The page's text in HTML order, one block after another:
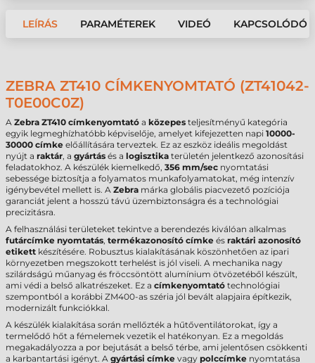
LEÍRÁS PARAMÉTEREK VIDEÓ KAPCSOLÓDÓ
ZEBRA ZT410 CÍMKENYOMTATÓ (ZT41042-
T0E00C0Z)
A Zebra ZT410 címkenyomtató a közepes teljesítményű kategória
egyik legmeghízhatóbb képviselője, amelyet kifejezetten napi 10000-
30000 címke előállítására terveztek. Ez az eszköz ideális megoldást
nyújt a raktár, a gyártás és a logisztika területén jelentkező azonosítási
feladatokhoz. A készülék kiemelkedő, 356 mm/sec nyomtatási
sebessége biztosítja a folyamatos munkafolyamatokat, még intenzív
igénybevétel mellett is. A Zebra márka globális piacvezető pozíciója
garanciát jelent a hosszú távú üzembiztonságra és a technológiai
precizitásra.
A felhasználási területeket tekintve a berendezés kiválóan alkalmas
futárcímke nyomtatás, termékazonosító címke és raktári azonosító
etikett készítésére. Robusztus kialakításának köszönhetően az ipari
környezetben megszokott terhelést is jól viseli. A mechanika nagy
szilárdságú műanyag és fröccsöntött alumínium ötvözetéből készült,
ami védi a belső alkatrészeket. Ez a címkenyomtató technológiai
szempontból a korábbi ZM400-as széria jól bevált alapjaira építkezik,
modernizált funkciókkal.
A készülék kialakítása során mellőzték a hűtőventilátorokat, így a
termelődő hőt a fémelemek vezetik el hatékonyan. Ez a megoldás
megakadályozza a por bejutását a belső térbe, ami jelentősen csökkenti
a karbantartási igényt. A gyártási címke vagy polccímke nyomtatása